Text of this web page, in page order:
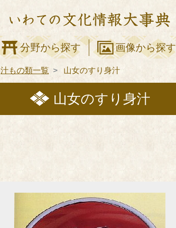
分野から探す 画像から探す
汁もの類一覧 山女のすり身汁
山女のすり身汁